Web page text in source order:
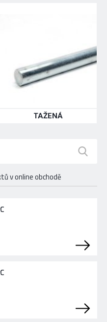
TAŽENÁ
v online obchodě